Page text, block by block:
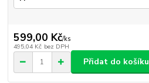
599,00 Kč/ks
495,04 Kč bez DPH
Přidat do košíku